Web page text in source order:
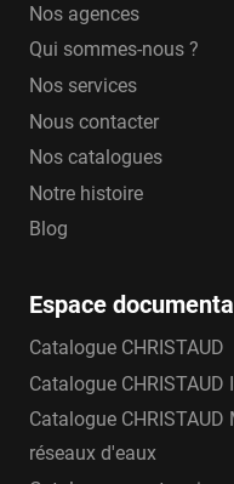
Nos agences
Qui sommes-nous ?
Nos services
Nous contacter
Nos catalogues
Notre histoire
Blog
Espace
Catalogue CHRISTAUD
Catalogue CHRISTAUD
Catalogue
réseaux d'eaux